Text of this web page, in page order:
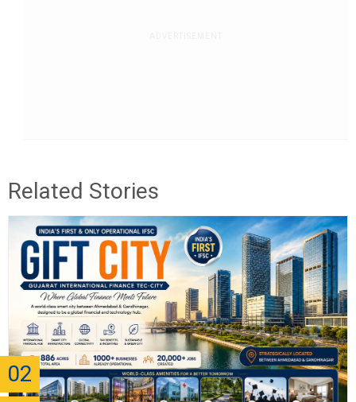
Related Stories
02